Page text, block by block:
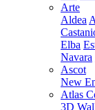
Arte
Aldea
Elba
Navara
Ascot
New
Atlas
3D